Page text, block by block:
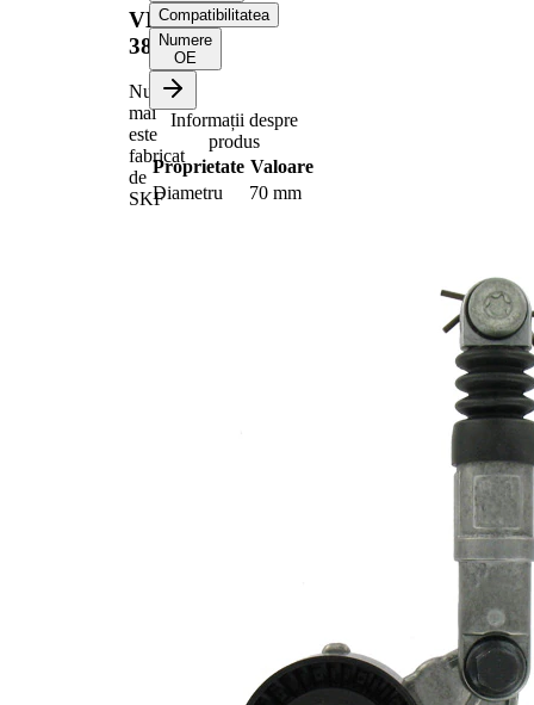
VKM
38601
Nu
mai
este
fabricat
de
SKF
Compatibilitatea
Numere
OE
Informații despre
produs
Proprietate Valoare
Diametru
70 mm